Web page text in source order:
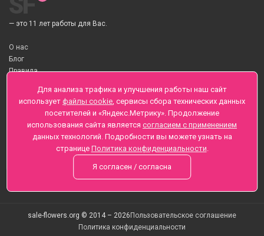
— это 11 лет работы для Вас.
О нас
Блог
Правила
О Доставке цветов
Оплата
Телеграмм
Санкт-Петербург ул. Заозерная д.6 , Лиговский пр., 65
+7 (812) 425-01-16
Вопросы? Звоните круглосуточно, без выходных
sale-flowers.org © 2014 – 2026 Пользовательское соглашение
Политика конфиденциальности
Для анализа трафика и улучшения работы наш сайт
использует файлы cookie, сервисы сбора технических данных
посетителей и «Яндекс.Метрику». Продолжение
использования сайта является согласием с применением
данных технологий. Подробности вы можете узнать на
странице Политика конфиденциальности.
Я согласен / согласна